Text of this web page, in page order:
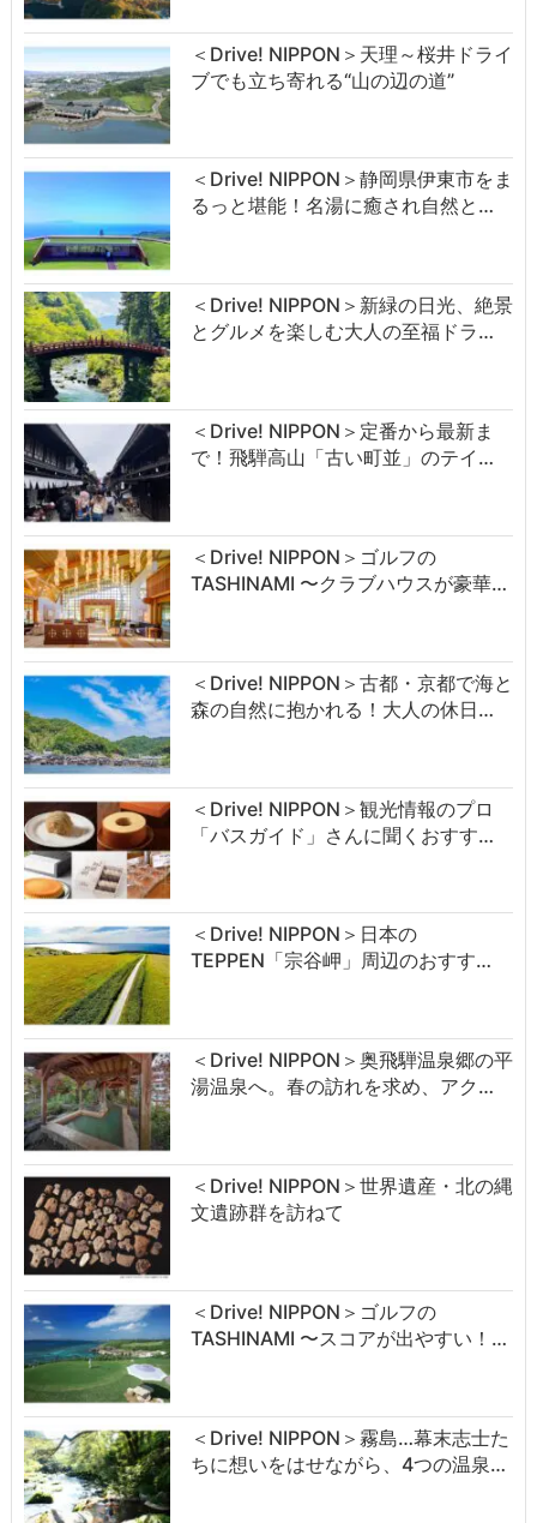
＜Drive! NIPPON＞天理～桜井ドライ
ブでも立ち寄れる“山の辺の道”
＜Drive! NIPPON＞静岡県伊東市をま
るっと堪能！名湯に癒され自然と…
＜Drive! NIPPON＞新緑の日光、絶景
とグルメを楽しむ大人の至福ドラ…
＜Drive! NIPPON＞定番から最新ま
で！飛騨高山「古い町並」のテイ…
＜Drive! NIPPON＞ゴルフの
TASHINAMI 〜クラブハウスが豪華…
＜Drive! NIPPON＞古都・京都で海と
森の自然に抱かれる！大人の休日…
＜Drive! NIPPON＞観光情報のプロ
「バスガイド」さんに聞くおすす…
＜Drive! NIPPON＞日本の
TEPPEN「宗谷岬」周辺のおすす…
＜Drive! NIPPON＞奥飛騨温泉郷の平
湯温泉へ。春の訪れを求め、アク…
＜Drive! NIPPON＞世界遺産・北の縄
文遺跡群を訪ねて
＜Drive! NIPPON＞ゴルフの
TASHINAMI 〜スコアが出やすい！…
＜Drive! NIPPON＞霧島…幕末志士た
ちに想いをはせながら、4つの温泉…